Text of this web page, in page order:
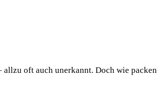
allzu oft auch unerkannt. Doch wie packen